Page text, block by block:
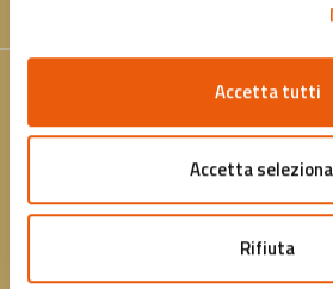
Accetta tutti
Accetta
Rifiuta
PEC: